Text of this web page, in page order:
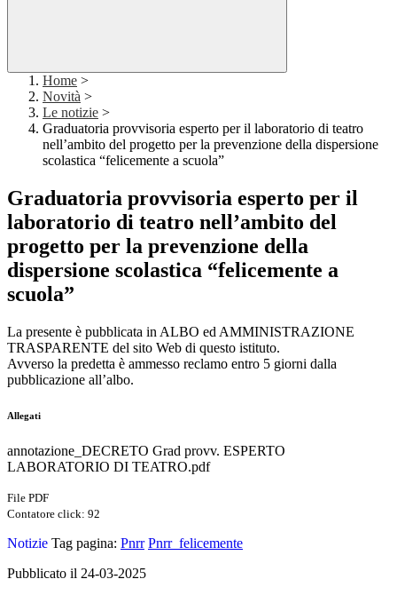
Home >
Novità >
Le notizie >
Graduatoria provvisoria esperto per il laboratorio di teatro
nell’ambito del progetto per la prevenzione della dispersione
scolastica “felicemente a scuola”
Graduatoria provvisoria esperto per il
laboratorio di teatro nell’ambito del
progetto per la prevenzione della
dispersione scolastica “felicemente a
scuola”
La presente è pubblicata in ALBO ed AMMINISTRAZIONE
TRASPARENTE del sito Web di questo istituto.
Avverso la predetta è ammesso reclamo entro 5 giorni dalla
pubblicazione all’albo.
Allegati
annotazione_DECRETO Grad provv. ESPERTO
LABORATORIO DI TEATRO.pdf
File PDF
Contatore click: 92
Notizie Tag pagina: Pnrr Pnrr_felicemente
Pubblicato il 24-03-2025